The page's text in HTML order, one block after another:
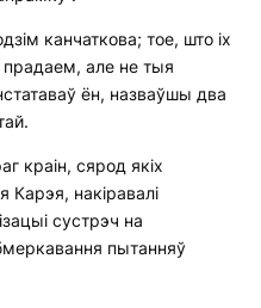
канчаткова; тое, што іх
але не тыя
ён, назваўшы два
краін, сярод якіх
Карэя, накіравалі
сустрэч на
пытанняў